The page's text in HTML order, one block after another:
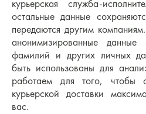
курьерская служба-
остальные данные
передаются другим
анонимизированные
фамилий и других личных
быть использованы для
работаем для того, чтобы
курьерской доставки
вас.